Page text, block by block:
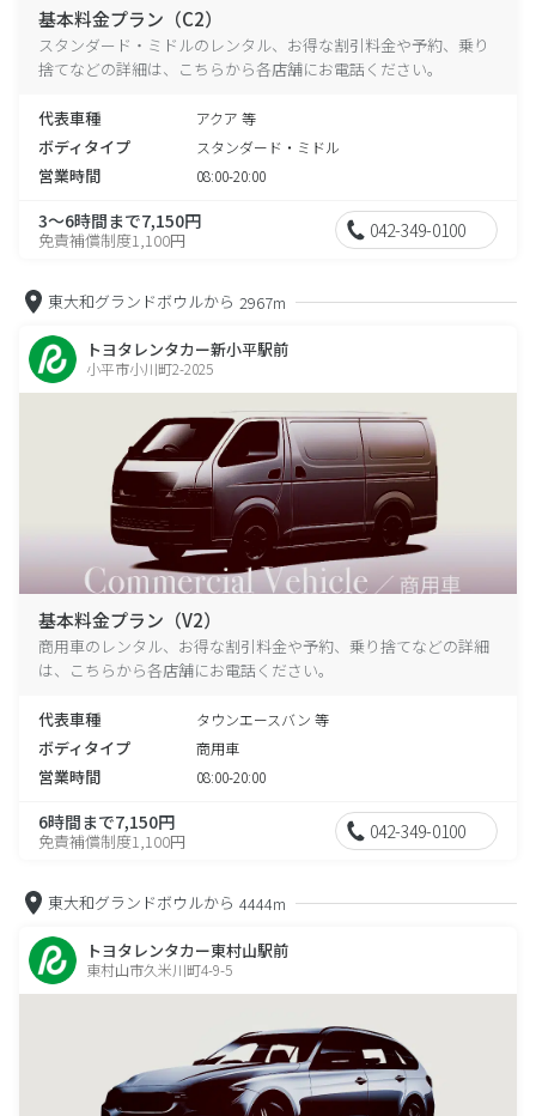
基本料金プラン（C2）
スタンダード・ミドルのレンタル、お得な割引料金や予約、乗り
捨てなどの詳細は、こちらから各店舗にお電話ください。
代表車種 アクア 等
ボディタイプ スタンダード・ミドル
営業時間 08:00-20:00
3～6時間まで7,150円
免責補償制度1,100円 042-349-0100
東大和グランドボウルから 2967m
トヨタレンタカー新小平駅前
小平市小川町2-2025
基本料金プラン（V2）
商用車のレンタル、お得な割引料金や予約、乗り捨てなどの詳細
は、こちらから各店舗にお電話ください。
代表車種 タウンエースバン 等
ボディタイプ 商用車
営業時間 08:00-20:00
6時間まで7,150円
免責補償制度1,100円 042-349-0100
東大和グランドボウルから 4444m
トヨタレンタカー東村山駅前
東村山市久米川町4-9-5